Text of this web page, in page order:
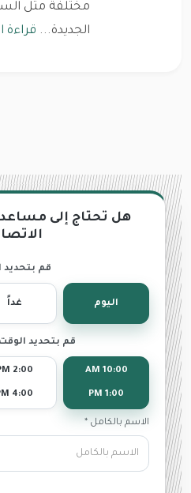
مختلفة مثل
الجديدة... قراءة
هل تحتاج إلى
قم بتحديد
اليوم غداً
قم بتحديد
10:00 AM
1:00 PM
2:00 PM
4:00 PM
الاسم بالكامل *